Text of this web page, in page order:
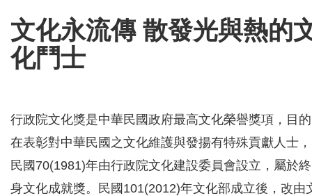
文化永流傳 散發光與熱的
化鬥士
行政院文化獎是中華民國政府最高文化榮譽獎項，目的
在表彰對中華民國之文化維護與發揚有特殊貢獻人士，
民國70(1981)年由行政院文化建設委員會設立，屬於終
身文化成就獎。民國101(2012)年文化部成立後，改由